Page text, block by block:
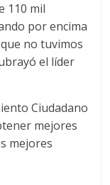
110 mil
por encima
que no tuvimos
el líder
Ciudadano
mejores
mejores